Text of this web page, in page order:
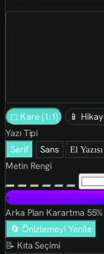
◻ Kare (1:1)
📱
Yazı Tipi
Serif
Sans El Yazısı
Metin Rengi
+
Arka Plan Karartma 55%
🔄 Önizlemeyi Yenile
📝 Kıta Seçimi